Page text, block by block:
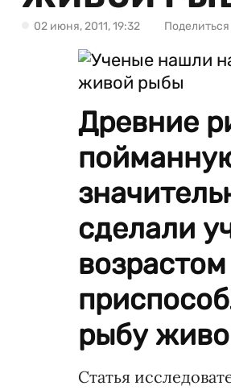
02 июня, 2011, 19:32 Поделиться
Древние
сделали
рыбу
Статья